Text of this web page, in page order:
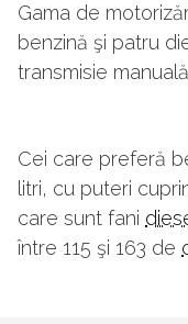
Gama de
benzină şi patru
transmisie
Cei care preferă
litri, cu puteri
care sunt fani
între 115 şi 163 de